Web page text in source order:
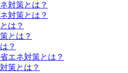
対策とは？
対策とは？
は？
とは？
？
エネ対策とは？
策とは？